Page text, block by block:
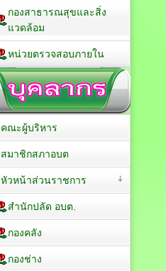
กองสาธารณสุขและสิ่ง
แวดล้อม
หน่วยตรวจสอบภายใน
คณะผู้บริหาร
สมาชิกสภาอบต
หัวหน้าส่วนราชการ
สำนักปลัด อบต.
กองคลัง
กองช่าง